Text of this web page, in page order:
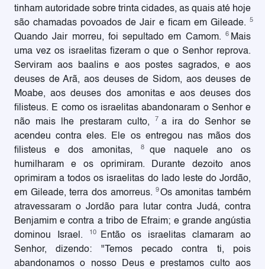
tinham autoridade sobre trinta cidades, as quais até hoje
são chamadas povoados de Jair e ficam em Gileade. 5
Quando Jair morreu, foi sepultado em Camom. 6 Mais
uma vez os israelitas fizeram o que o Senhor reprova.
Serviram aos baalins e aos postes sagrados, e aos
deuses de Arã, aos deuses de Sidom, aos deuses de
Moabe, aos deuses dos amonitas e aos deuses dos
filisteus. E como os israelitas abandonaram o Senhor e
não mais lhe prestaram culto,
7 a ira do Senhor se
acendeu contra eles. Ele os entregou nas mãos dos
filisteus e dos amonitas,
8
que naquele ano os
humilharam e os oprimiram. Durante dezoito anos
oprimiram a todos os israelitas do lado leste do Jordão,
em Gileade, terra dos amorreus.9Os amonitas também
atravessaram o Jordão para lutar contra Judá, contra
Benjamim e contra a tribo de Efraim; e grande angústia
dominou Israel.
10
Então os israelitas clamaram ao
Senhor, dizendo: "Temos pecado contra ti, pois
abandonamos o nosso Deus e prestamos culto aos